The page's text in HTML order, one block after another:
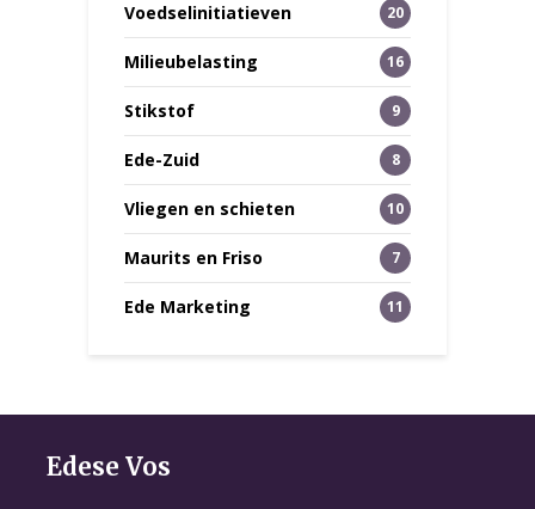
Voedselinitiatieven 20
Milieubelasting 16
Stikstof 9
Ede-Zuid 8
Vliegen en schieten 10
Maurits en Friso 7
Ede Marketing 11
Edese Vos